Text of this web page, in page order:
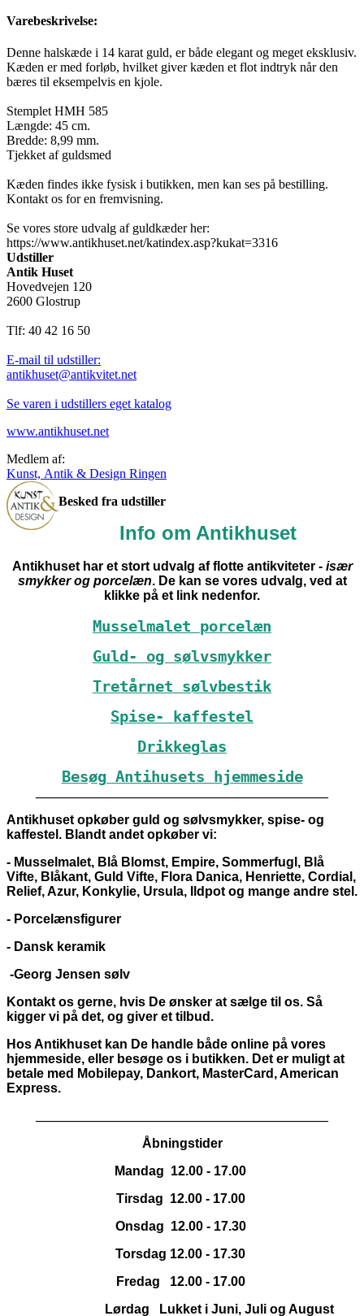
Varebeskrivelse:
Denne halskæde i 14 karat guld, er både elegant og meget eksklusiv.
Kæden er med forløb, hvilket giver kæden et flot indtryk når den
bæres til eksempelvis en kjole.
Stemplet HMH 585
Længde: 45 cm.
Bredde: 8,99 mm.
Tjekket af guldsmed
Kæden findes ikke fysisk i butikken, men kan ses på bestilling.
Kontakt os for en fremvisning.
Se vores store udvalg af guldkæder her:
https://www.antikhuset.net/katindex.asp?kukat=3316
Udstiller
Antik Huset
Hovedvejen 120
2600 Glostrup
Tlf: 40 42 16 50
E-mail til udstiller:
antikhuset@antikvitet.net
Se varen i udstillers eget katalog
www.antikhuset.net
Medlem af:
Kunst, Antik & Design Ringen
Besked fra udstiller
Info om Antikhuset
Antikhuset har et stort udvalg af flotte antikviteter - især
smykker og porcelæn. De kan se vores udvalg, ved at
klikke på et link nedenfor.
Musselmalet porcelæn
Guld- og sølvsmykker
Tretårnet sølvbestik
Spise- kaffestel
Drikkeglas
Besøg Antihusets hjemmeside
Antikhuset opkøber guld og sølvsmykker, spise- og
kaffestel. Blandt andet opkøber vi:
- Musselmalet, Blå Blomst, Empire, Sommerfugl, Blå
Vifte, Blåkant, Guld Vifte, Flora Danica, Henriette, Cordial,
Relief, Azur, Konkylie, Ursula, Ildpot og mange andre stel.
- Porcelænsfigurer
- Dansk keramik
-Georg Jensen sølv
Kontakt os gerne, hvis De ønsker at sælge til os. Så
kigger vi på det, og giver et tilbud.
Hos Antikhuset kan De handle både online på vores
hjemmeside, eller besøge os i butikken. Det er muligt at
betale med Mobilepay, Dankort, MasterCard, American
Express.
Åbningstider
Mandag 12.00 - 17.00
Tirsdag 12.00 - 17.00
Onsdag 12.00 - 17.30
Torsdag 12.00 - 17.30
Fredag 12.00 - 17.00
Lørdag Lukket i Juni, Juli og August